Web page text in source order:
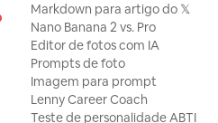
Markdown para artigo do 𝕏
Nano Banana 2 vs. Pro
Editor de fotos com IA
Prompts de foto
Imagem para prompt
Lenny Career Coach
Teste de personalidade ABTI